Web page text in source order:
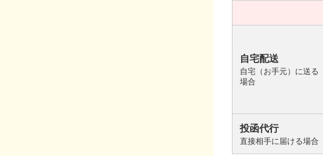
自宅配送
自宅（お手元）に送る
場合
投函代行
直接相手に届ける場合